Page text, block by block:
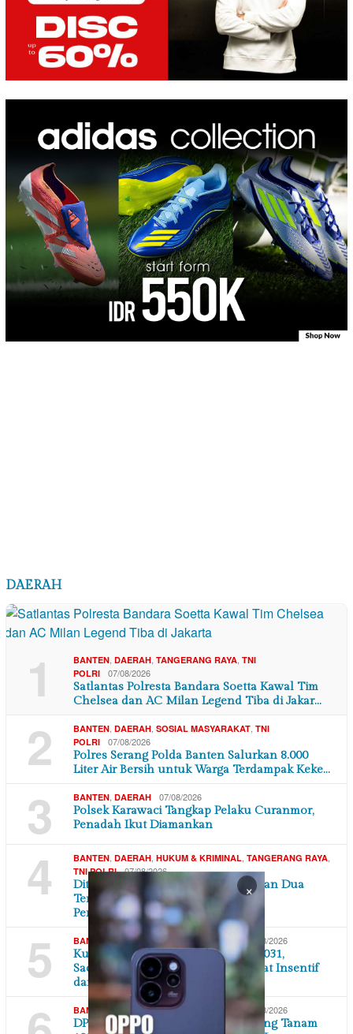
DAERAH
1 BANTEN DAERAH TANGERANG RAYA TNI
POLRI
07/08/2026
Satlantas Polresta Bandara Soetta Kawal Tim
Chelsea dan AC Milan Legend Tiba di Jakar…
2 BANTEN DAERAH SOSIAL MASYARAKAT TNI
POLRI
07/08/2026
Polres Serang Polda Banten Salurkan 8.000
Liter Air Bersih untuk Warga Terdampak Keke…
3 BANTEN DAERAH 07/08/2026
Polsek Karawaci Tangkap Pelaku Curanmor,
Penadah Ikut Diamankan
4 BANTEN DAERAH HUKUM & KRIMINAL TANGERANG RAYA
TNI POLRI 07/08/2026
Ditreskrimum Polda Banten Tetapkan Dua
Tersangka Kasus Aksi Anarkis dan
Penghasutan d…
5 BANTEN,DAERAH ,TANGERANG RAYA 07/08/2026
Kukuhkan Pengurus IPSM 2026–2031,
Sachrudin Perkuat Peran PSM Lewat Insentif
dan BPJS…
BANTEN DAERAH,TANGERANG RAYA 07/08/2026
DPC Partai Demokrat Kota Tangerang Tanam
×